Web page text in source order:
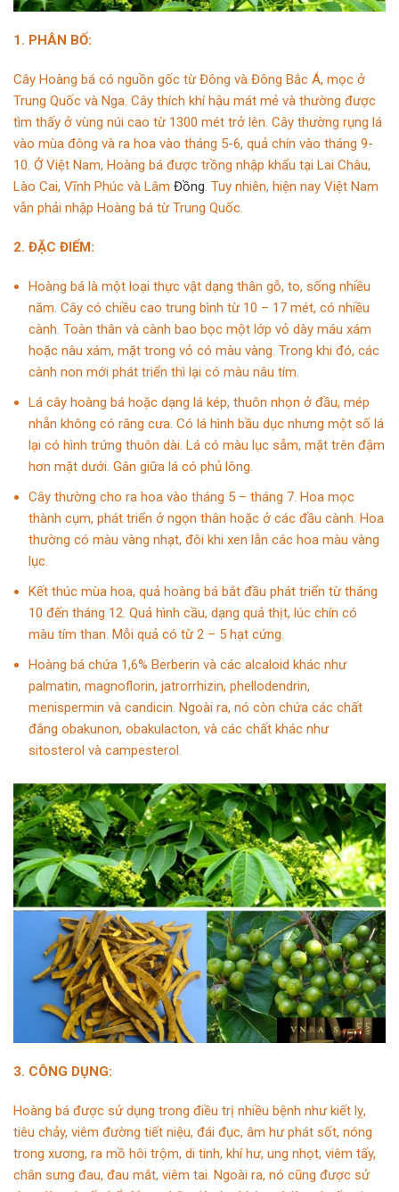
1. PHÂN BỐ:
Cây Hoàng bá có nguồn gốc từ Đông và Đông Bắc Á, mọc ở
Trung Quốc và Nga. Cây thích khí hậu mát mẻ và thường được
tìm thấy ở vùng núi cao từ 1300 mét trở lên. Cây thường rụng lá
vào mùa đông và ra hoa vào tháng 5-6, quả chín vào tháng 9-
10. Ở Việt Nam, Hoàng bá được trồng nhập khẩu tại Lai Châu,
Lào Cai, Vĩnh Phúc và Lâm Đồng. Tuy nhiên, hiện nay Việt Nam
vẫn phải nhập Hoàng bá từ Trung Quốc.
2. ĐẶC ĐIỂM:
Hoàng bá là một loại thực vật dạng thân gỗ, to, sống nhiều
năm. Cây có chiều cao trung bình từ 10 – 17 mét, có nhiều
cành. Toàn thân và cành bao bọc một lớp vỏ dày máu xám
hoặc nâu xám, mặt trong vỏ có màu vàng. Trong khi đó, các
cành non mới phát triển thì lại có màu nâu tím.
Lá cây hoàng bá hoặc dạng lá kép, thuôn nhọn ở đầu, mép
nhẵn không có răng cưa. Có lá hình bầu dục nhưng một số lá
lại có hình trứng thuôn dài. Lá có màu lục sẫm, mặt trên đậm
hơn mặt dưới. Gân giữa lá có phủ lông.
Cây thường cho ra hoa vào tháng 5 – tháng 7. Hoa mọc
thành cụm, phát triển ở ngọn thân hoặc ở các đầu cành. Hoa
thường có màu vàng nhạt, đôi khi xen lẫn các hoa màu vàng
lục.
Kết thúc mùa hoa, quả hoàng bá bắt đầu phát triển từ tháng
10 đến tháng 12. Quả hình cầu, dạng quả thịt, lúc chín có
màu tím than. Mỗi quả có từ 2 – 5 hạt cứng.
Hoàng bá chứa 1,6% Berberin và các alcaloid khác như
palmatin, magnoflorin, jatrorrhizin, phellodendrin,
menispermin và candicin. Ngoài ra, nó còn chứa các chất
đắng obakunon, obakulacton, và các chất khác như
sitosterol và campesterol.
3. CÔNG DỤNG:
Hoàng bá được sử dụng trong điều trị nhiều bệnh như kiết lỵ,
tiêu chảy, viêm đường tiết niệu, đái đục, âm hư phát sốt, nóng
trong xương, ra mồ hôi trộm, di tinh, khí hư, ung nhọt, viêm tấy,
chân sưng đau, đau mắt, viêm tai. Ngoài ra, nó cũng được sử